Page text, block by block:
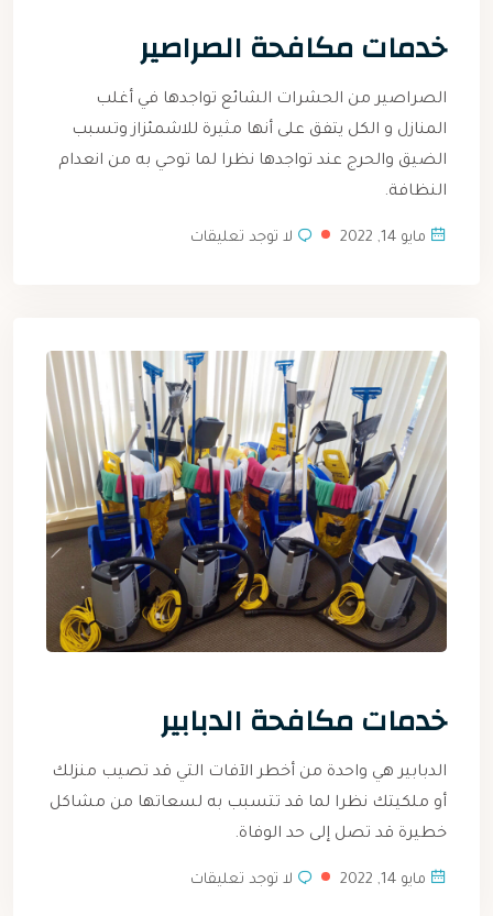
خدمات مكافحة الصراصير
الصراصير من الحشرات الشائع تواجدها في أغلب
المنازل و الكل يتفق على أنها مثيرة للاشمئزاز وتسبب
الضيق والحرج عند تواجدها نظرا لما توحي به من انعدام
النظافة.
مايو 14, 2022 لا توجد تعليقات
خدمات مكافحة الدبابير
الدبابير هي واحدة من أخطر الآفات التي قد تصيب منزلك
أو ملكيتك نظرا لما قد تتسبب به لسعاتها من مشاكل
خطيرة قد تصل إلى حد الوفاة.
مايو 14, 2022 لا توجد تعليقات